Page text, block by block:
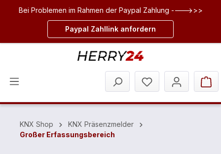
springen
Bei Problemen im Rahmen der Paypal Zahlung ---->>>
Paypal Zahllink anfordern
KNX Shop
KNX Präsenzmelder
Großer Erfassungsbereich